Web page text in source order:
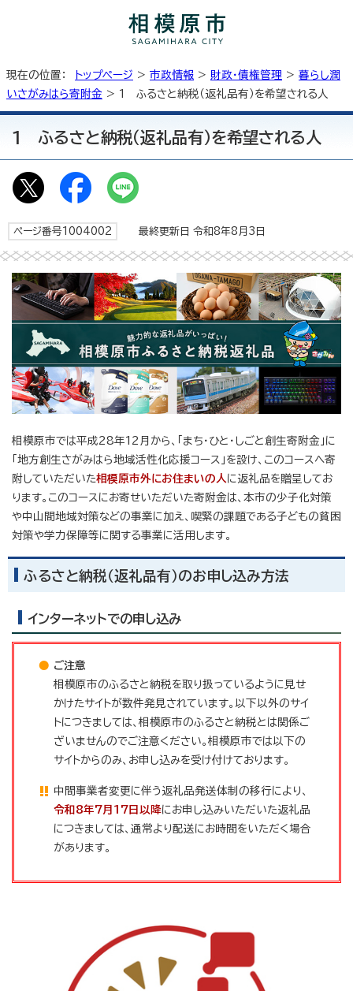
現在の位置： トップページ > 市政情報 > 財政・債権管理 > 暮らし潤
いさがみはら寄附金 > 1 ふるさと納税（返礼品有）を希望される人
1 ふるさと納税（返礼品有）を希望される人
ページ番号1004002 最終更新日 令和8年8月3日
相模原市では平成28年12月から、「まち・ひと・しごと創生寄附金」に
「地方創生さがみはら地域活性化応援コース」を設け、このコースへ寄
附していただいた相模原市外にお住まいの人に返礼品を贈呈してお
ります。このコースにお寄せいただいた寄附金は、本市の少子化対策
や中山間地域対策などの事業に加え、喫緊の課題である子どもの貧困
対策や学力保障等に関する事業に活用します。
ふるさと納税（返礼品有）のお申し込み方法
インターネットでの申し込み
ご注意
相模原市のふるさと納税を取り扱っているように見せ
かけたサイトが数件発見されています。以下以外のサイ
トにつきましては、相模原市のふるさと納税とは関係ご
ざいませんのでご注意ください。相模原市では以下の
サイトからのみ、お申し込みを受け付けております。
中間事業者変更に伴う返礼品発送体制の移行により、
令和8年7月17日以降にお申し込みいただいた返礼品
につきましては、通常より配送にお時間をいただく場合
があります。